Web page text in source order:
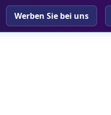
Werben Sie bei uns